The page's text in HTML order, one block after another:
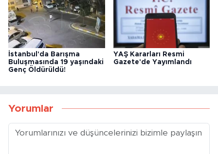
İstanbul'da Barışma
Buluşmasında 19 yaşındaki
Genç Öldürüldü!
YAŞ Kararları Resmi
Gazete'de Yayımlandı
Yorumlar